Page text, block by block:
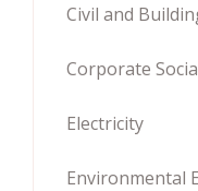
Civil and
Corporate
Electricity
Environmental